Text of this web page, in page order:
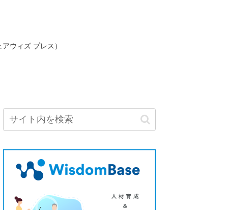
ウィズ プレス）